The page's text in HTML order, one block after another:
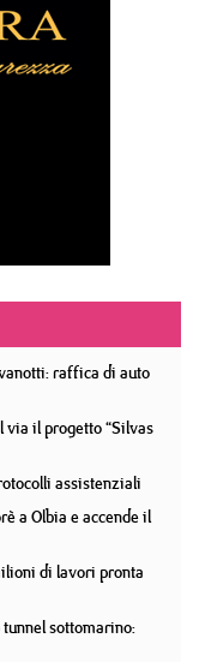
raffica di auto
via il progetto “Silvas
assistenziali
a Olbia e accende il
di lavori pronta
sottomarino: